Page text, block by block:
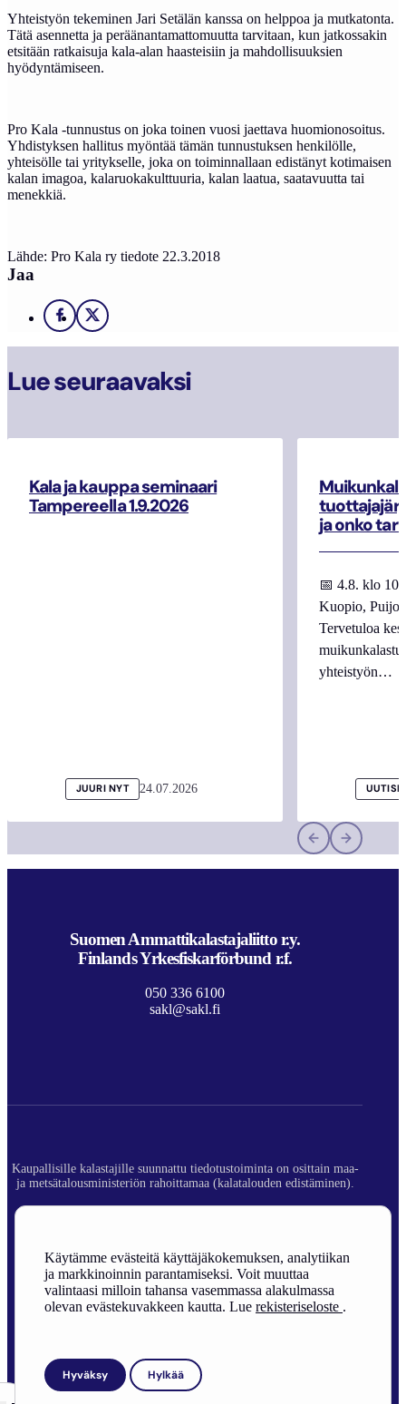
Käytämme evästeitä käyttäjäkokemuksen, analytiikan
ja markkinoinnin parantamiseksi. Voit muuttaa
valintaasi milloin tahansa vasemmassa alakulmassa
olevan evästekuvakkeen kautta. Lue rekisteriseloste .
Hyväksy Hylkää
Yhteistyön tekeminen Jari Setälän kanssa on helppoa ja mutkatonta.
Tätä asennetta ja peräänantamattomuutta tarvitaan, kun jatkossakin
etsitään ratkaisuja kala-alan haasteisiin ja mahdollisuuksien
hyödyntämiseen.
Pro Kala -tunnustus on joka toinen vuosi jaettava huomionosoitus.
Yhdistyksen hallitus myöntää tämän tunnustuksen henkilölle,
yhteisölle tai yritykselle, joka on toiminnallaan edistänyt kotimaisen
kalan imagoa, kalaruokakulttuuria, kalan laatua, saatavuutta tai
menekkiä.
Lähde: Pro Kala ry tiedote 22.3.2018
Jaa
Facebook
X
Lue seuraavaksi
Kala ja kauppa seminaari
Tampereella 1.9.2026
JUURI NYT 24.07.2026
ja onko
📅 4.8. klo
Kuopio,
Tervetuloa
yhteistyön…
Suomen Ammattikalastajaliitto r.y.
Finlands Yrkesfiskarförbund r.f.
050 336 6100
sakl@sakl.fi
Kaupallisille kalastajille suunnattu tiedotustoiminta on osittain maa-
ja metsätalousministeriön rahoittamaa (kalatalouden edistäminen).
Rekisteriseloste
Sivuston toteutus